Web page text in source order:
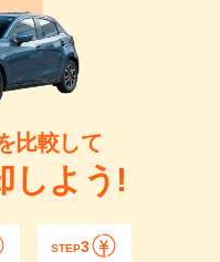
比較して
しよう!
STEP3